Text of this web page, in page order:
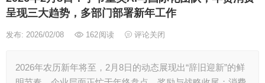
呈现三大趋势，多部门部署新年工作
发布: 2026/02/08 162阅读 评论关闭
2026年农历新年将至，2月8日的动态展现出“辞旧迎新”的鲜